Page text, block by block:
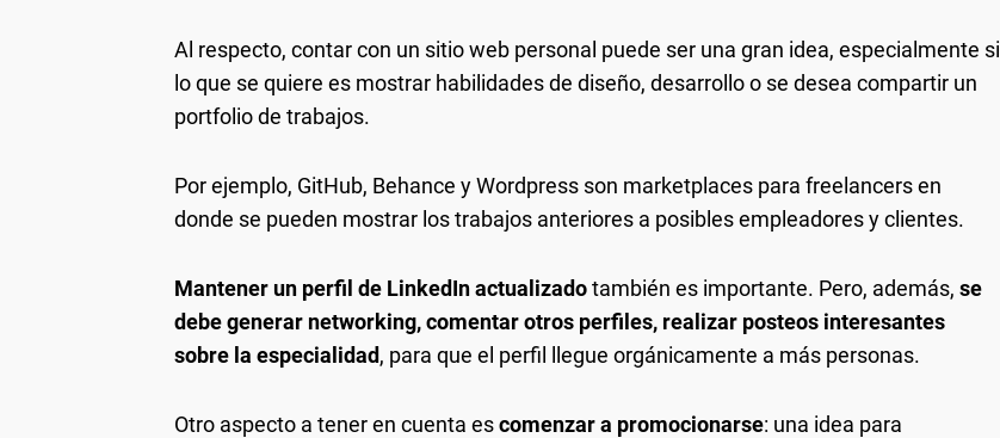
Al respecto, contar con un sitio web personal puede ser una gran idea, especialmente si
lo que se quiere es mostrar habilidades de diseño, desarrollo o se desea compartir un
portfolio de trabajos.
Por ejemplo, GitHub, Behance y Wordpress son marketplaces para freelancers en
donde se pueden mostrar los trabajos anteriores a posibles empleadores y clientes.
Mantener un perfil de LinkedIn actualizadotambién es importante. Pero, además, se
debe generar networking, comentar otros perfiles, realizar posteos interesantes
sobre la especialidad, para que el perfil llegue orgánicamente a más personas.
Otro aspecto a tener en cuenta escomenzar a promocionarse: una idea para